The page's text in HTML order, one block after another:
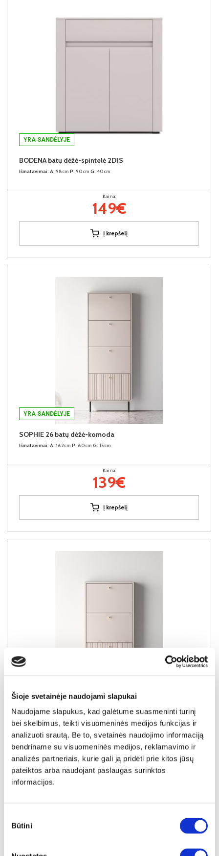
Šioje svetainėje naudojami slapukai
Naudojame slapukus, kad galėtume suasmeninti turinį
bei skelbimus, teikti visuomeninės medijos funkcijas ir
analizuoti srautą. Be to, svetainės naudojimo informaciją
bendriname su visuomeninės medijos, reklamavimo ir
analizės partneriais, kurie gali ją pridėti prie kitos jūsų
pateiktos arba naudojant paslaugas surinktos
informacijos.
pasirinkimas
Būtini
YRA SANDĖLYJE
BODENA batų dėžė-spintelė 2D1S
Išmatavimai: A: 98cm P: 90cm G: 40cm
Kaina:
149€
Į krepšelį
YRA SANDĖLYJE
SOPHIE 26 batų dėžė-komoda
Išmatavimai: A: 162cm P: 60cm G: 15cm
Kaina:
139€
Į krepšelį
SOPHIE 25 batų dėžė-komoda
Išmatavimai: 126cmP:60cm
Kaina:
119€